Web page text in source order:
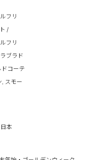
フリ
/
フリ
ブラド
コーテ
, スモー
本